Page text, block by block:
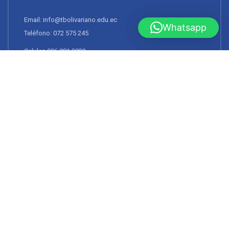
Email: info@tbolivariano.edu.ec
Teléfono: 072 575 245
Celular: 096 881 2823
Whatsapp